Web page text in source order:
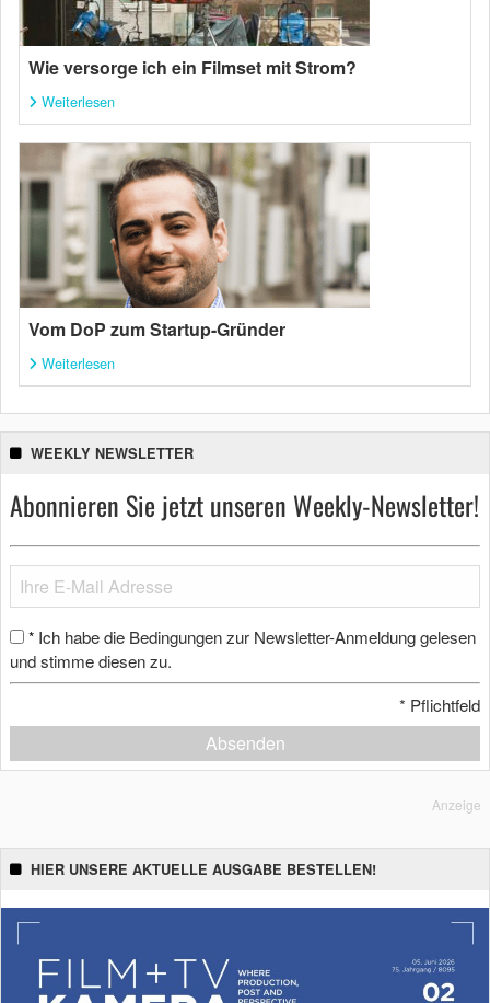
Wie versorge ich ein Filmset mit Strom?
Weiterlesen
Vom DoP zum Startup-Gründer
Weiterlesen
WEEKLY NEWSLETTER
Abonnieren Sie jetzt unseren Weekly-Newsletter!
* Ich habe die Bedingungen zur Newsletter-Anmeldung gelesen
und stimme diesen zu.
* Pflichtfeld
Absenden
Anzeige
HIER UNSERE AKTUELLE AUSGABE BESTELLEN!